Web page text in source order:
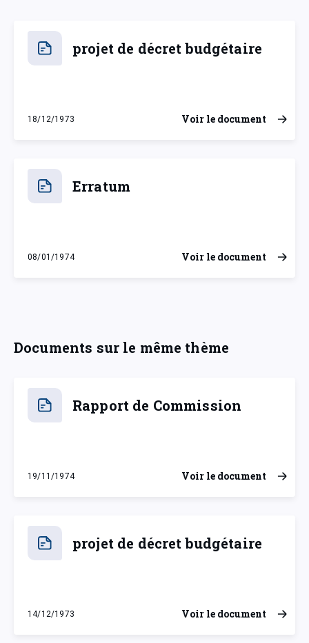
projet de décret budgétaire
18/12/1973
mardi 18 décembre 1973
Voir le document
Erratum
08/01/1974
mardi 8 janvier 1974
Voir le document
Documents sur le même thème
Rapport de Commission
19/11/1974
mardi 19 novembre 1974
Voir le document
projet de décret budgétaire
14/12/1973
vendredi 14 décembre 1973
Voir le document